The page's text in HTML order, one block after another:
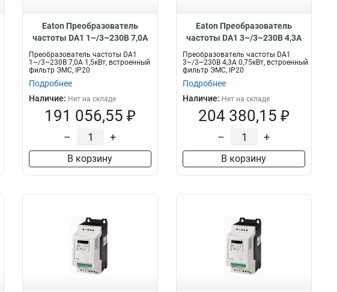
Eaton Преобразователь
частоты DA1 1~/3~230В 7,0A
1,5кВт, встроенный фильтр
ЭМС, IP20 DA1-127D0FB-A20C
Преобразователь частоты DA1
1~/3~230В 7,0A 1,5кВт, встроенный
фильтр ЭМС, IP20
Подробнее
Наличие: Нет на складе
191 056,55 ₽
– +
В корзину
Eaton Преобразователь
частоты DA1 3~/3~230В 4,3A
0,75кВт, встроенный фильтр
ЭМС, IP20 DA1-324D3FB-A20C
Преобразователь частоты DA1
3~/3~230В 4,3A 0,75кВт, встроенный
фильтр ЭМС, IP20
Подробнее
Наличие: Нет на складе
204 380,15 ₽
– +
В корзину